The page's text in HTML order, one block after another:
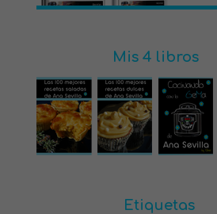
Mis 4 libros
Etiquetas